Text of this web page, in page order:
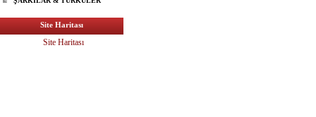
Site Haritası
Site Haritası